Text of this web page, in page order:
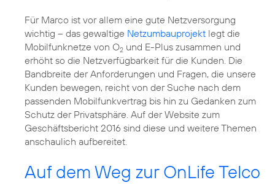
Für Marco ist vor allem eine gute Netzversorgung
wichtig – das gewaltige Netzumbauprojekt legt die
Mobilfunknetze von O2 und E-Plus zusammen und
erhöht so die Netzverfügbarkeit für die Kunden. Die
Bandbreite der Anforderungen und Fragen, die unsere
Kunden bewegen, reicht von der Suche nach dem
passenden Mobilfunkvertrag bis hin zu Gedanken zum
Schutz der Privatsphäre. Auf der Website zum
Geschäftsbericht 2016 sind diese und weitere Themen
anschaulich aufbereitet.
Auf dem Weg zur OnLife Telco